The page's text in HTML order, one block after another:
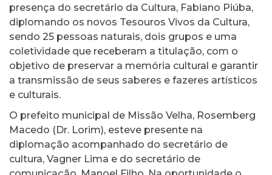
presença do secretário da Cultura, Fabiano Piúba,
diplomando os novos Tesouros Vivos da Cultura,
sendo 25 pessoas naturais, dois grupos e uma
coletividade que receberam a titulação, com o
objetivo de preservar a memória cultural e garantir
a transmissão de seus saberes e fazeres artísticos
e culturais.
O prefeito municipal de Missão Velha, Rosemberg
Macedo (Dr. Lorim), esteve presente na
diplomação acompanhado do secretário de
cultura, Vagner Lima e do secretário de